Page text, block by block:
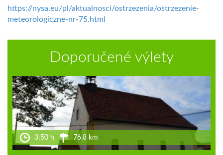
https://nysa.eu/pl/aktualnosci/ostrzezenia/ostrzezenie-
meteorologiczne-nr-75.html
Doporučené výlety
3:50 h 76.8 km